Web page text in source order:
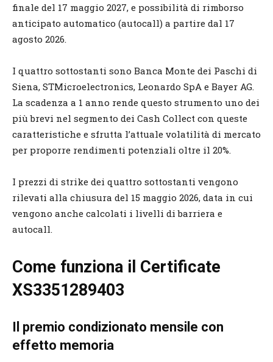
finale del 17 maggio 2027, e possibilità di rimborso
anticipato automatico (autocall) a partire dal 17
agosto 2026.
I quattro sottostanti sono Banca Monte dei Paschi di
Siena, STMicroelectronics, Leonardo SpA e Bayer AG.
La scadenza a 1 anno rende questo strumento uno dei
più brevi nel segmento dei Cash Collect con queste
caratteristiche e sfrutta l’attuale volatilità di mercato
per proporre rendimenti potenziali oltre il 20%.
I prezzi di strike dei quattro sottostanti vengono
rilevati alla chiusura del 15 maggio 2026, data in cui
vengono anche calcolati i livelli di barriera e
autocall.
Come funziona il Certificate
XS3351289403
Il premio condizionato mensile con
effetto memoria